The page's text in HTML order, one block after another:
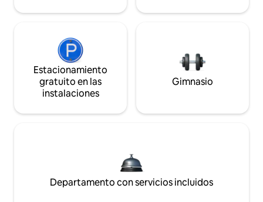
Estacionamiento
gratuito en las
instalaciones
Gimnasio
Departamento con servicios incluidos